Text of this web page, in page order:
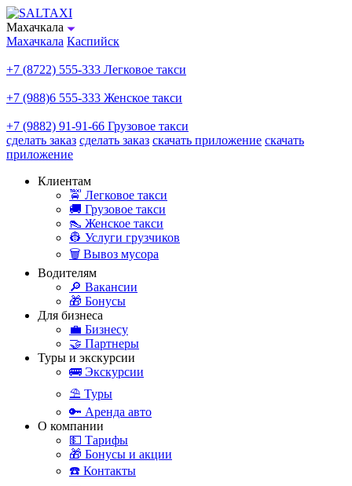
Махачкала
Махачкала Каспийск
+7 (8722) 555-333 Легковое такси
+7 (988)6 555-333 Женское такси
+7 (9882) 91-91-66 Грузовое такси
сделать заказ сделать заказ скачать приложение скачать
приложение
Клиентам
🚖 Легковое такси
🚚 Грузовое такси
👠 Женское такси
👷 Услуги грузчиков
🗑️ Вывоз мусора
Водителям
🔎 Вакансии
🎁 Бонусы
Для бизнеса
💼 Бизнесу
🤝 Партнеры
Туры и экскурсии
🚌 Экскурсии
⛱️ Туры
🔑 Аренда авто
О компании
💵 Тарифы
🎁 Бонусы и акции
☎️ Контакты